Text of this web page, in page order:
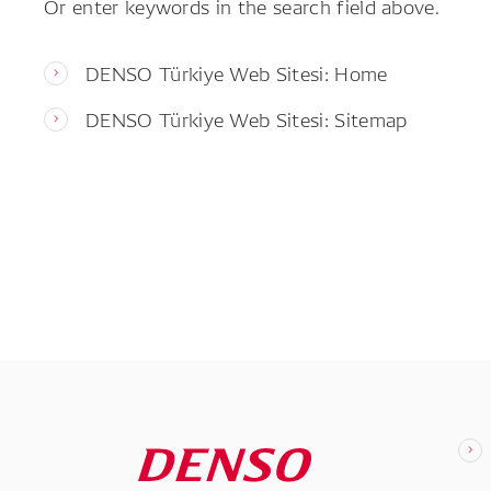
DENSO Türkiye Web Sitesi: Home
DENSO Türkiye Web Sitesi: Sitemap